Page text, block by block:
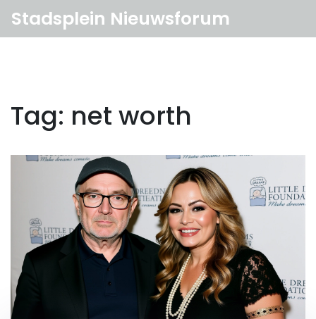
Stadsplein Nieuwsforum
Tag: net worth